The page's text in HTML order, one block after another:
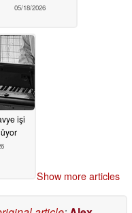
05/18/2026
işi
Show more articles